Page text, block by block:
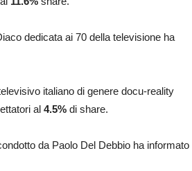
dedicata ai 70 della televisione ha
italiano di genere docu-reality
al 4.5% di share.
da Paolo Del Debbio ha informato